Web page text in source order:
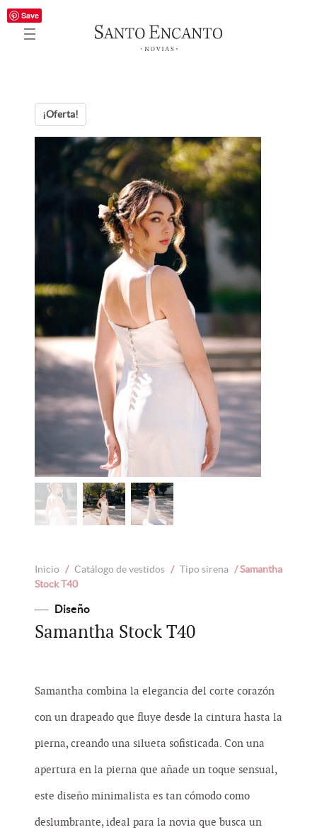
¡Oferta!
Save
Inicio / Catálogo de vestidos / Tipo sirena / Samantha
Stock T40
Diseño
Samantha Stock T40
Samantha combina la elegancia del corte corazón
con un drapeado que fluye desde la cintura hasta la
pierna, creando una silueta sofisticada. Con una
apertura en la pierna que añade un toque sensual,
este diseño minimalista es tan cómodo como
deslumbrante, ideal para la novia que busca un